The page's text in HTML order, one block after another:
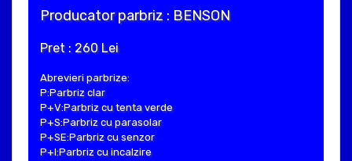
Producator parbriz : BENSON
Pret : 260 Lei
Abrevieri parbrize:
P:Parbriz clar
P+V:Parbriz cu tenta verde
P+S:Parbriz cu parasolar
P+SE:Parbriz cu senzor
P+I:Parbriz cu incalzire